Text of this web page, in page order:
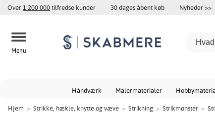
Over1 200 000tilfredse kunder 30 dages åbent køb Nyheder >>
Menu
Håndværk Malermaterialer
Hjem > Strikke, hækle, knytte og væve > Strikning > Strikmønster >